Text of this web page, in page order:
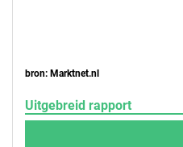
bron: Marktnet.nl
Uitgebreid rapport